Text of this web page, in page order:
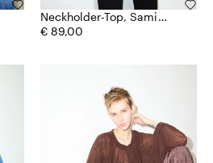
Neckholder-Top, Sami
Miró &Co.llaboration
€ 89,00